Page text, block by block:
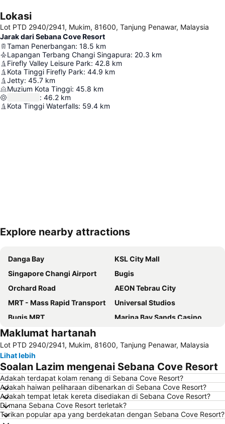
Lokasi
Lot PTD 2940/2941, Mukim, 81600, Tanjung Penawar, Malaysia
Jarak dari Sebana Cove Resort
Taman Penerbangan: 18.5 km
Lapangan Terbang Changi Singapura: 20.3 km
Firefly Valley Leisure Park: 42.8 km
Kota Tinggi Firefly Park: 44.9 km
Jetty: 45.7 km
Muzium Kota Tinggi: 45.8 km
: 46.2 km
Kota Tinggi Waterfalls: 59.4 km
Kembangkan peta
Explore nearby attractions
Danga Bay
KSL City Mall
Singapore Changi Airport
Bugis
Orchard Road
AEON Tebrau City
MRT - Mass Rapid Transport
Universal Studios
Bugis MRT
Marina Bay Sands Casino
Sentosa
Plaza Angsana
Woodlands MRT Station
Chinatown
Austin Heights Golf & Hotel Resort
Lavender MRT Station
Jurong East MRT
Singapore EXPO
Geylang Serai Market
Tampines MRT
Bedok MRT Station
Kallang MRT Station
Masjid Sultan
Maklumat hartanah
Lot PTD 2940/2941, Mukim, 81600, Tanjung Penawar, Malaysia
Lihat lebih
Soalan Lazim mengenai Sebana Cove Resort
Adakah terdapat kolam renang di Sebana Cove Resort?
Adakah haiwan peliharaan dibenarkan di Sebana Cove Resort?
Adakah tempat letak kereta disediakan di Sebana Cove Resort?
Di mana Sebana Cove Resort terletak?
Tarikan popular apa yang berdekatan dengan Sebana Cove Resort?